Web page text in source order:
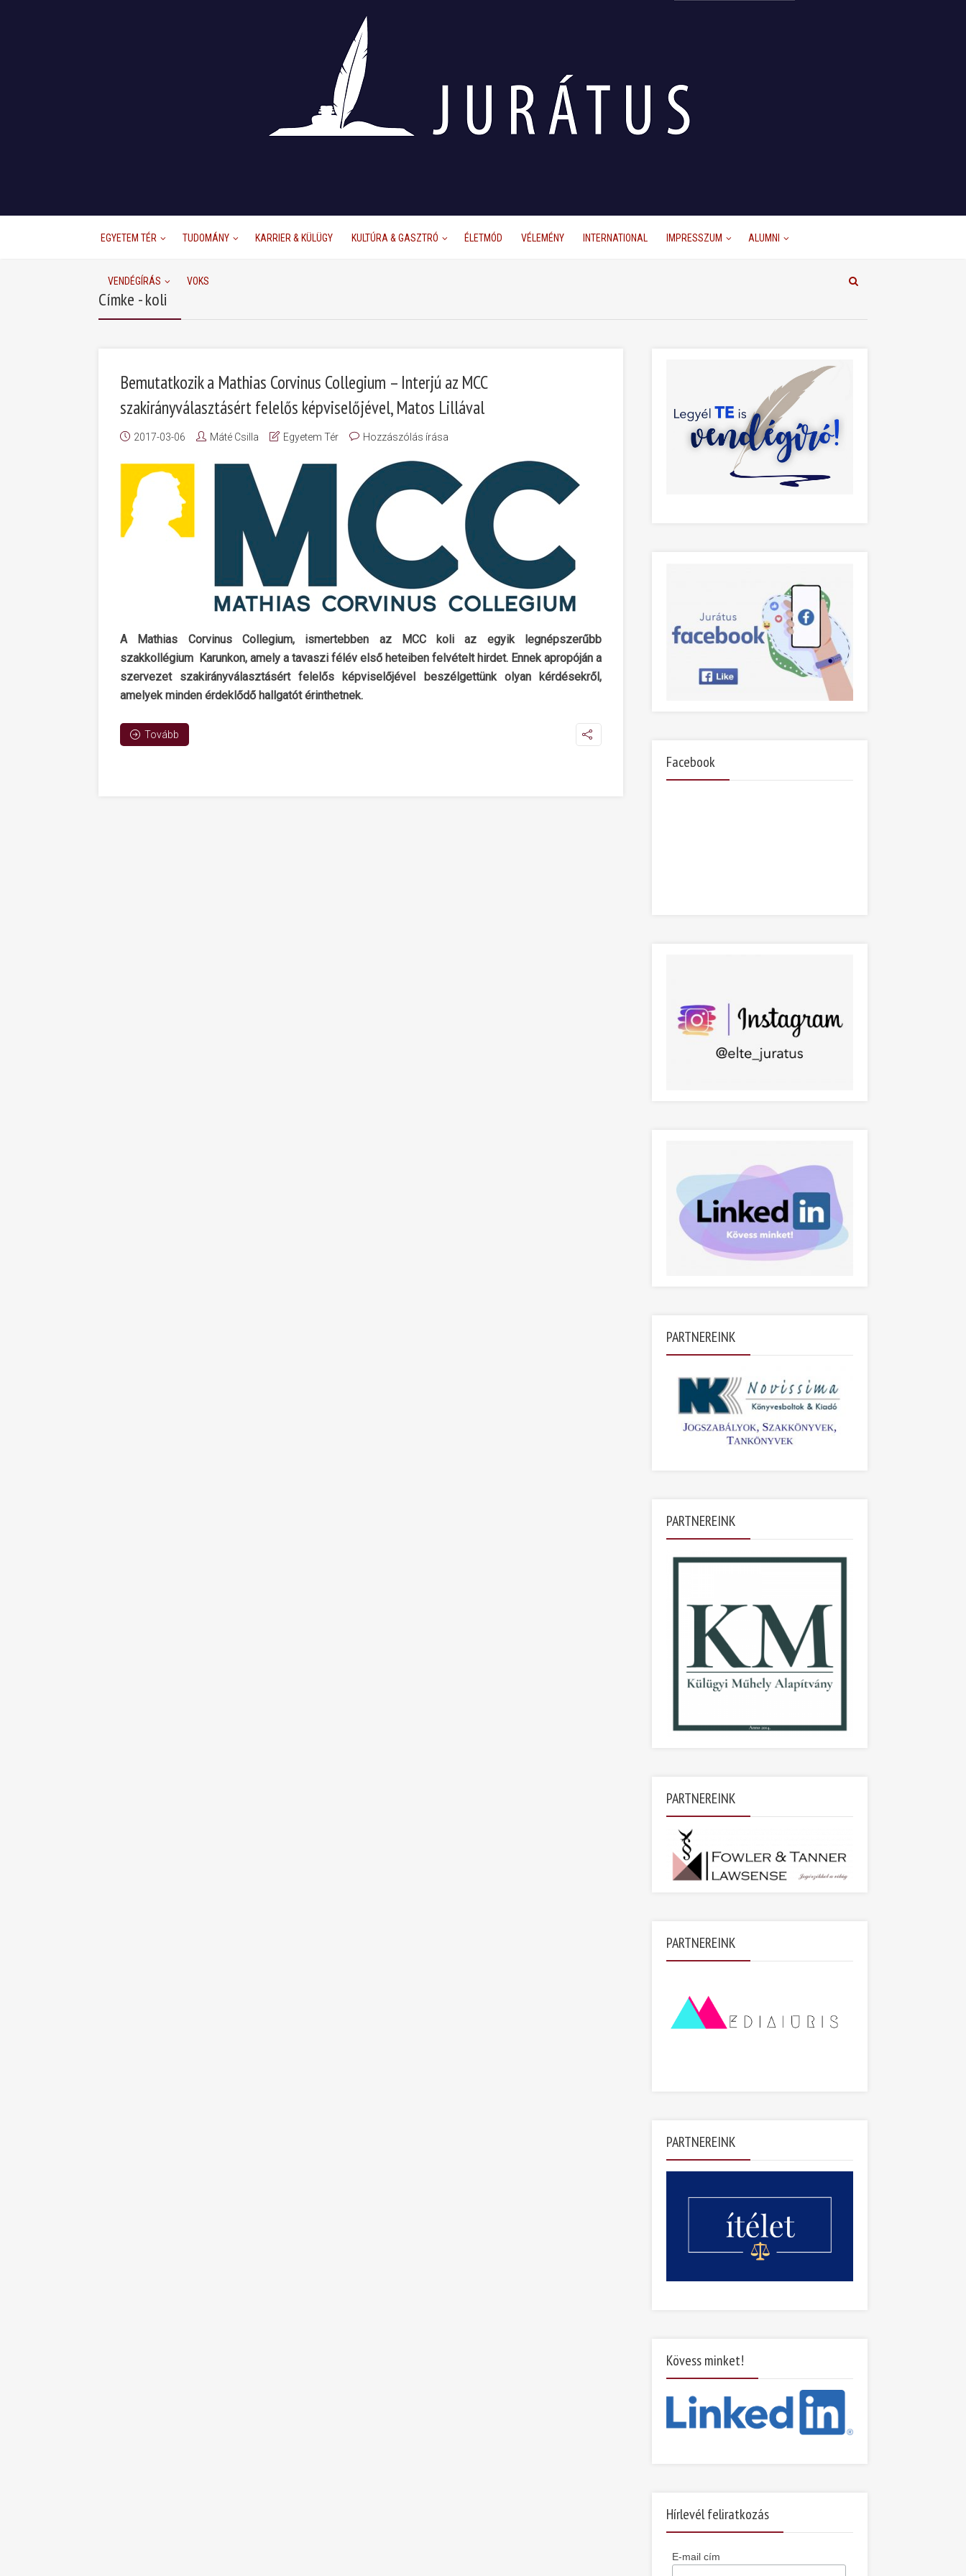
EGYETEM TÉR TUDOMÁNY KARRIER & KÜLÜGY KULTÚRA & GASZTRÓ ÉLETMÓD VÉLEMÉNY INTERNATIONAL IMPRESSZUM ALUMNI
VENDÉGÍRÁS VOKS
Címke - koli
Bemutatkozik a Mathias Corvinus Collegium – Interjú az MCC
szakirányválasztásért felelős képviselőjével, Matos Lillával
2017-03-06 Máté Csilla Egyetem Tér Hozzászólás írása
A Mathias Corvinus Collegium, ismertebben az MCC koli az egyik legnépszerűbb
szakkollégium Karunkon, amely a tavaszi félév első heteiben felvételt hirdet. Ennek apropóján a
szervezet szakirányválasztásért felelős képviselőjével beszélgettünk olyan kérdésekről,
amelyek minden érdeklődő hallgatót érinthetnek.
Tovább
Facebook
PARTNEREINK
PARTNEREINK
PARTNEREINK
PARTNEREINK
PARTNEREINK
Kövess minket!
Hírlevél feliratkozás
E-mail cím